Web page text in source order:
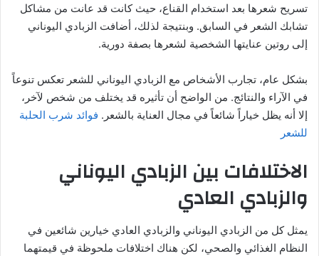
تسريح شعرها بعد استخدام القناع، حيث كانت قد عانت من مشاكل
تشابك الشعر في السابق. وبنتيجة لذلك، أضافت الزبادي اليوناني
إلى روتين عنايتها الشخصية لشعرها بصفة دورية.
بشكل عام، تجارب الأشخاص مع الزبادي اليوناني للشعر تعكس تنوعاً
في الآراء والنتائج. من الواضح أن تأثيره قد يختلف من شخص لآخر،
إلا أنه يظل خياراً شائعاً في مجال العناية بالشعر. فوائد شرب الحلبة
للشعر
الاختلافات بين الزبادي اليوناني
والزبادي العادي
يمثل كل من الزبادي اليوناني والزبادي العادي خيارين شائعين في
النظام الغذائي والصحي، لكن هناك اختلافات ملحوظة في قيمتهما